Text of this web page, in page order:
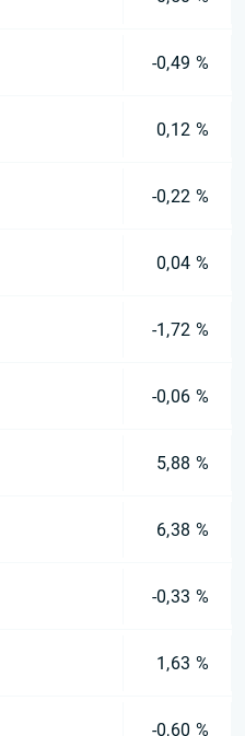
-0,49 %
0,12 %
-0,22 %
0,04 %
-1,72 %
-0,06 %
5,88 %
6,38 %
-0,33 %
1,63 %
-0,60 %